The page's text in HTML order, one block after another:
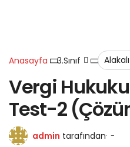
Anasayfa 3.Sınıf
Vergi
Test-2
admin tarafından -